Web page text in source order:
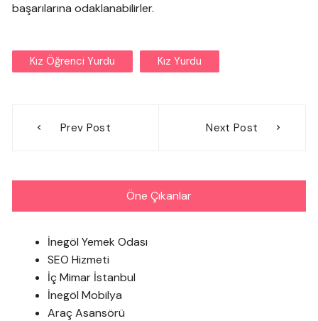
başarılarına odaklanabilirler.
Kız Öğrenci Yurdu Kız Yurdu
gezinmesi
Prev Post Next Post
Öne Çıkanlar
İnegöl Yemek Odası
SEO Hizmeti
İç Mimar İstanbul
İnegöl Mobilya
Araç Asansörü